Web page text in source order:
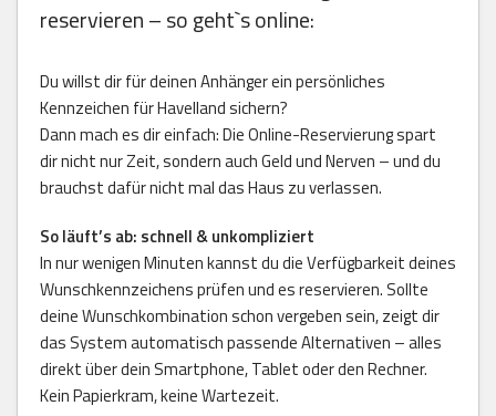
reservieren – so geht`s online:
Du willst dir für deinen Anhänger ein persönliches
Kennzeichen für Havelland sichern?
Dann mach es dir einfach: Die Online-Reservierung spart
dir nicht nur Zeit, sondern auch Geld und Nerven – und du
brauchst dafür nicht mal das Haus zu verlassen.
So läuft’s ab: schnell & unkompliziert
In nur wenigen Minuten kannst du die Verfügbarkeit deines
Wunschkennzeichens prüfen und es reservieren. Sollte
deine Wunschkombination schon vergeben sein, zeigt dir
das System automatisch passende Alternativen – alles
direkt über dein Smartphone, Tablet oder den Rechner.
Kein Papierkram, keine Wartezeit.